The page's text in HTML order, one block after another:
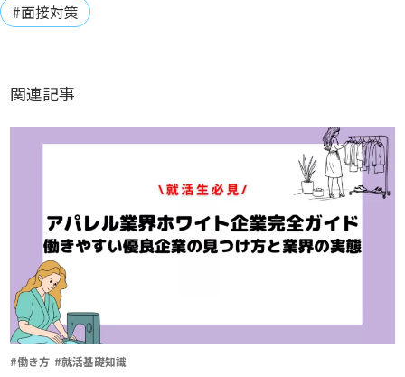
#面接対策
関連記事
#働き方 #就活基礎知識